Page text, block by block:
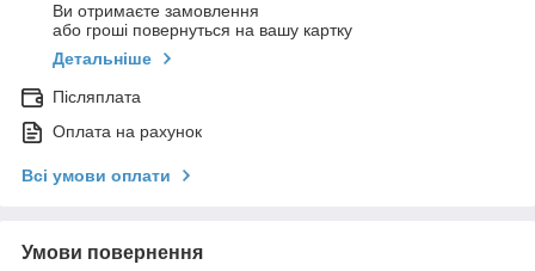
Ви отримаєте замовлення
або гроші повернуться на вашу картку
Детальніше
Післяплата
Оплата на рахунок
Всі умови оплати
Умови повернення